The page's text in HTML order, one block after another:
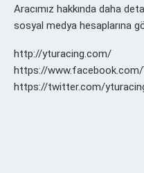
Aracımız hakkında daha
sosyal medya hesaplarına
http://yturacing.com/
https://
https://twitter.com/